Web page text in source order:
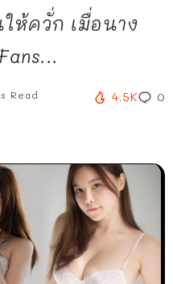
ห้ควั่ก เมื่อนาง
Read 4.5K 0